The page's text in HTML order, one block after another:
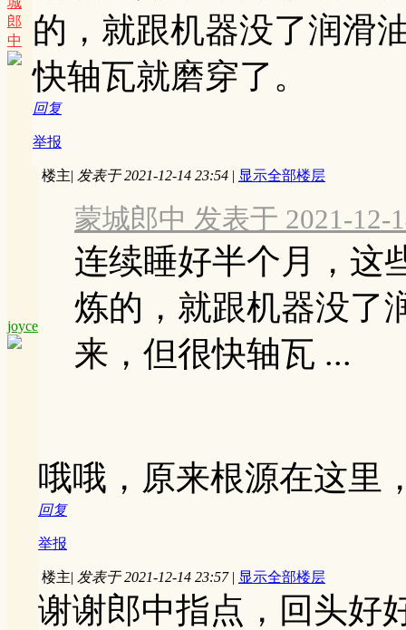
郎
中
的，就跟机器没了润滑
快轴瓦就磨穿了。
回复
举报
joyce
楼主| 发表于 2021-12-14 23:54 | 显示全部楼层
蒙城郎中 发表于 2021-12-
连续睡好半个月，这
炼的，就跟机器没了
来，但很快轴瓦 ...
哦哦，原来根源在这里
回复
举报
楼主| 发表于 2021-12-14 23:57 | 显示全部楼层
谢谢郎中指点，回头好